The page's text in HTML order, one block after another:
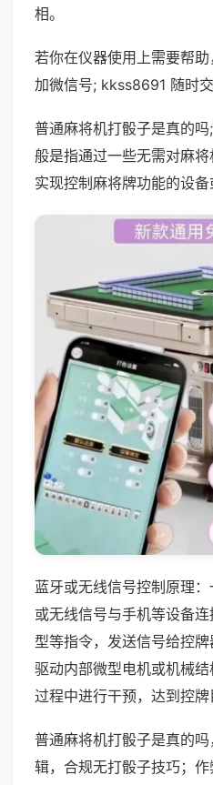
相。
若你在仪器使用上需要帮
加微信号; kkss8691 随时交
普通麻将机打骰子是真的
般是指通过一些无需对麻
实现控制麻将牌功能的设备
蓝牙或无线信号控制原理
或无线信号与手机等设备
型等指令，发送信号给控
驱动内部微型电机或机械
过程中进行干预，达到控牌
普通麻将机打骰子是真的
辑，合规无打骰子技巧；作